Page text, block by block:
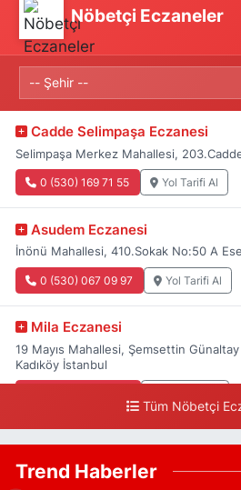
Nöbetçi Eczaneler
Cadde Selimpaşa Eczanesi
Selimpaşa Merkez Mahallesi,
0 (530) 169 71 55 Yol Tarifi Al
Asudem Eczanesi
İnönü Mahallesi, 410.Sokak No:50 A
0 (530) 067 09 97 Yol Tarifi Al
Mila Eczanesi
19 Mayıs Mahallesi, Şemsettin
Kadıköy İstanbul
Ortabayır Mahallesi, Talatpaşa Caddesi,
Kağıthane İstanbul
Tüm Nöbetçi
Trend Haberler